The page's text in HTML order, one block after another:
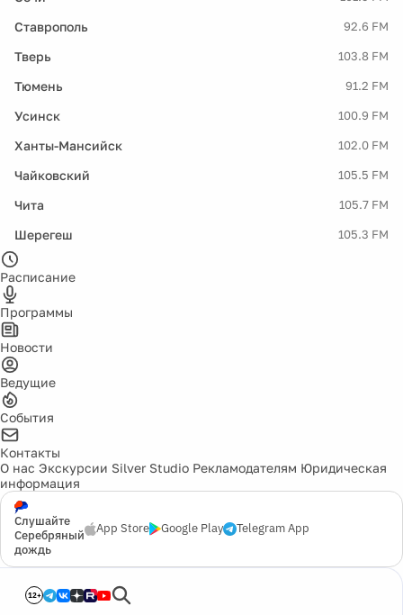
Ставрополь 92.6 FM
Тверь 103.8 FM
Тюмень 91.2 FM
Усинск 100.9 FM
Ханты-Мансийск 102.0 FM
Чайковский 105.5 FM
Чита 105.7 FM
Шерегеш 105.3 FM
Расписание
Программы
Новости
Ведущие
События
Контакты
О нас Экскурсии Silver Studio Рекламодателям Юридическая
информация
Слушайте
Серебряный
дождь
App Store Google Play Telegram App
12+